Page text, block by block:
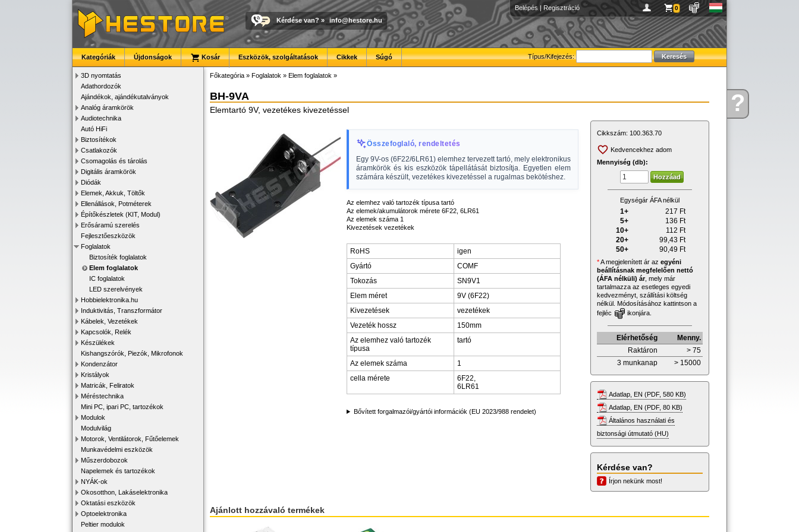
Kérdése?
Belépés | Regisztráció 0
Kérdése van? » info@hestore.hu
Típus/Kifejezés:
Kategóriák Újdonságok Kosár Eszközök, szolgáltatások Cikkek Súgó
3D nyomtatás
Adathordozók
Ajándékok, ajándékutalványok
Analóg áramkörök
Audiotechnika
Autó HiFi
Biztosítékok
Csatlakozók
Csomagolás és tárolás
Digitális áramkörök
Diódák
Elemek, Akkuk, Töltők
Ellenállások, Potméterek
Építőkészletek (KIT, Modul)
Erősáramú szerelés
Fejlesztőeszközök
Foglalatok
Biztosíték foglalatok
Elem foglalatok
IC foglalatok
LED szerelvények
Hobbielektronika.hu
Induktivitás, Transzformátor
Kábelek, Vezetékek
Kapcsolók, Relék
Készülékek
Kishangszórók, Piezók, Mikrofonok
Kondenzátor
Kristályok
Matricák, Feliratok
Méréstechnika
Mini PC, ipari PC, tartozékok
Modulok
Modulvilág
Motorok, Ventilátorok, Fűtőelemek
Munkavédelmi eszközök
Műszerdobozok
Napelemek és tartozékok
NYÁK-ok
Okosotthon, Lakáselektronika
Oktatási eszközök
Optoelektronika
Peltier modulok
Főkategória » Foglalatok » Elem foglalatok »
BH-9VA
Elemtartó 9V, vezetékes kivezetéssel
Összefoglaló, rendeltetés
Egy 9V-os (6F22/6LR61) elemhez tervezett tartó, mely elektronikus
áramkörök és kis eszközök tápellátását biztosítja. Egyetlen elem
számára készült, vezetékes kivezetéssel a rugalmas bekötéshez.
Az elemhez való tartozék típusa tartó
Az elemek/akumulátorok mérete 6F22, 6LR61
Az elemek száma 1
Kivezetések vezetékek
RoHS
igen
Gyártó
COMF
Tokozás
SN9V1
Elem méret
9V (6F22)
Kivezetések
vezetékek
Vezeték hossz
150mm
Az elemhez való tartozék
típusa
tartó
Az elemek száma
1
cella mérete
6F22,
6LR61
Bővített forgalmazói/gyártói információk (EU 2023/988 rendelet)
Cikkszám: 100.363.70
Kedvencekhez adom
Mennyiség (db):
Egységár ÁFA nélkül
1+ 217 Ft
5+
136 Ft
10+
112 Ft
20+
99,43 Ft
50+
90,49 Ft
*A megjelenített ár az egyéni
beállításnak megfelelően nettó
(ÁFA nélküli) ár, mely már
tartalmazza az esetleges egyedi
kedvezményt, szállítási költség
nélkül. Módosításához kattintson a
fejléc
ikonjára.
Elérhetőség
Menny.
Raktáron
> 75
3 munkanap
> 15000
Adatlap, EN (PDF, 580 KB)
Adatlap, EN (PDF, 80 KB)
Általános használati és
biztonsági útmutató (HU)
Kérdése van?
Írjon nekünk most!
Ajánlott hozzávaló termékek